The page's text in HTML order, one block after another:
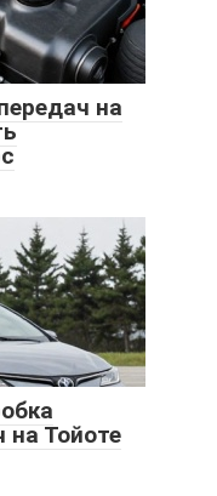
на
на Тойоте